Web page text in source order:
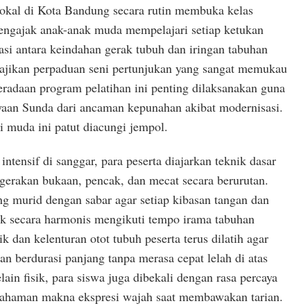
di Kota Bandung secara rutin membuka kelas
anak-anak muda mempelajari setiap ketukan
antara keindahan gerak tubuh dan iringan tabuhan
perpaduan seni pertunjukan yang sangat memukau
program pelatihan ini penting dilaksanakan guna
Sunda dari ancaman kepunahan akibat modernisasi.
muda ini patut diacungi jempol.
di sanggar, para peserta diajarkan teknik dasar
bukaan, pencak, dan mecat secara berurutan.
murid dengan sabar agar setiap kibasan tangan dan
secara harmonis mengikuti tempo irama tabuhan
dan kelenturan otot tubuh peserta terus dilatih agar
berdurasi panjang tanpa merasa cepat lelah di atas
fisik, para siswa juga dibekali dengan rasa percaya
makna ekspresi wajah saat membawakan tarian.